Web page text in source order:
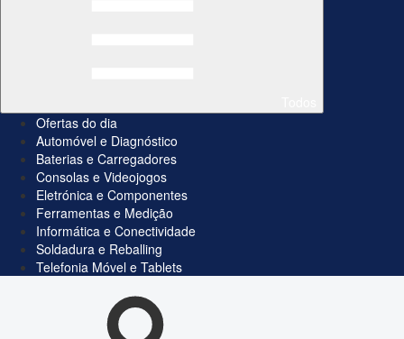
Ofertas do dia
Automóvel e Diagnóstico
Baterias e Carregadores
Consolas e Videojogos
Eletrónica e Componentes
Ferramentas e Medição
Informática e Conectividade
Soldadura e Reballing
Telefonia Móvel e Tablets